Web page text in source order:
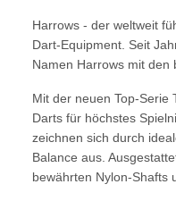
Harrows - der weltweit
Dart-Equipment. Seit
Namen Harrows mit den
Mit der neuen Top-Serie
Darts für höchstes
zeichnen sich durch
Balance aus.
bewährten Nylon-Shafts